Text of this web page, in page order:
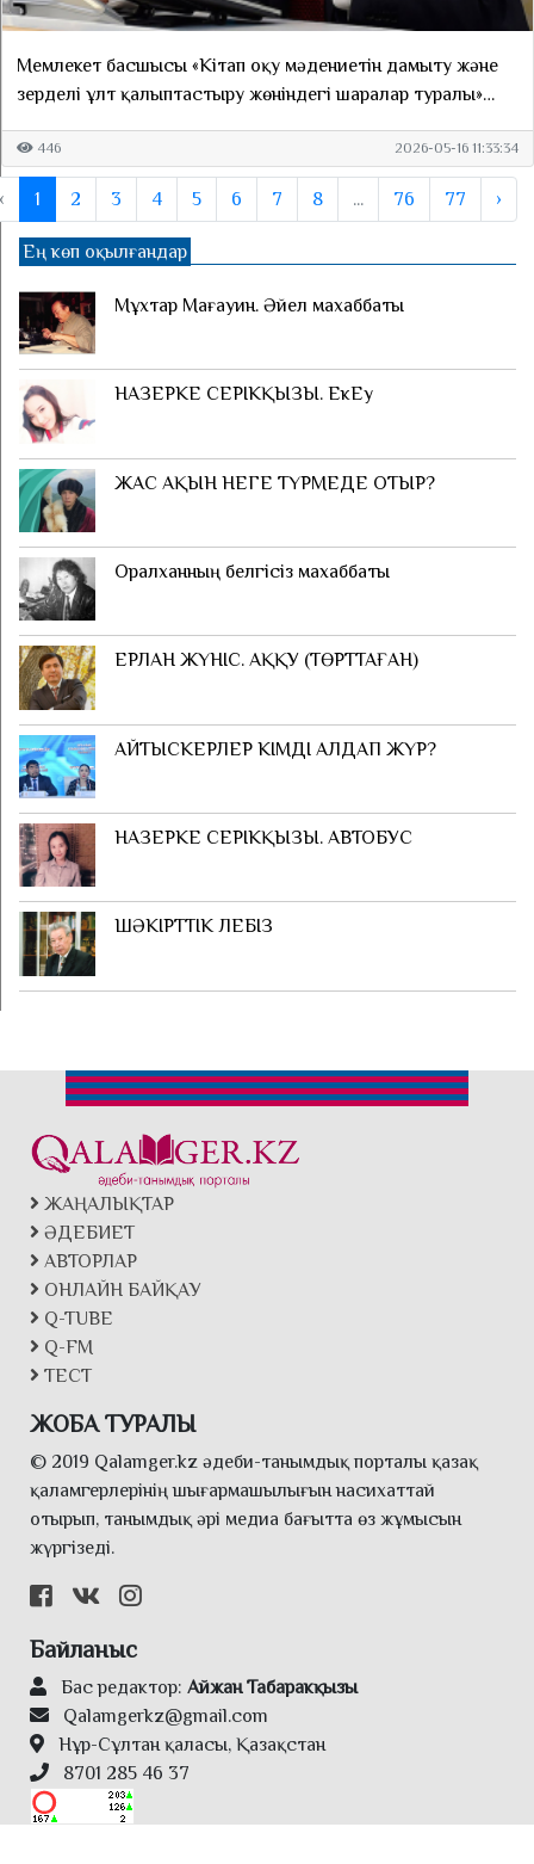
Мемлекет басшысы «Кітап оқу мәдениетін дамыту және
зерделі ұлт қалыптастыру жөніндегі шаралар туралы»
446 2026-05-16 11:33:34
‹ 1 2 3 4 5 6 7 8 ... 76 77 ›
Ең көп оқылғандар
Мұхтар Мағауин. Әйел махаббаты
НАЗЕРКЕ СЕРІКҚЫЗЫ. ЕкЕу
ЖАС АҚЫН НЕГЕ ТҮРМЕДЕ ОТЫР?
Оралханның белгісіз махаббаты
ЕРЛАН ЖҮНІС. АҚҚУ (ТӨРТТАҒАН)
АЙТЫСКЕРЛЕР КІМДІ АЛДАП ЖҮР?
НАЗЕРКЕ СЕРІКҚЫЗЫ. АВТОБУС
ШӘКІРТТІК ЛЕБІЗ
ЖАҢАЛЫҚТАР
ӘДЕБИЕТ
АВТОРЛАР
ОНЛАЙН БАЙҚАУ
Q-TUBE
Q-FM
ТЕСТ
ЖОБА ТУРАЛЫ
© 2019 Qalamger.kz әдеби-танымдық порталы қазақ
қаламгерлерінің шығармашылығын насихаттай
отырып, танымдық әрі медиа бағытта өз жұмысын
жүргізеді.
Байланыс
Бас редактор: Айжан Табаракқызы
Qalamgerkz@gmail.com
Нұр-Сұлтан қаласы, Қазақстан
8701 285 46 37